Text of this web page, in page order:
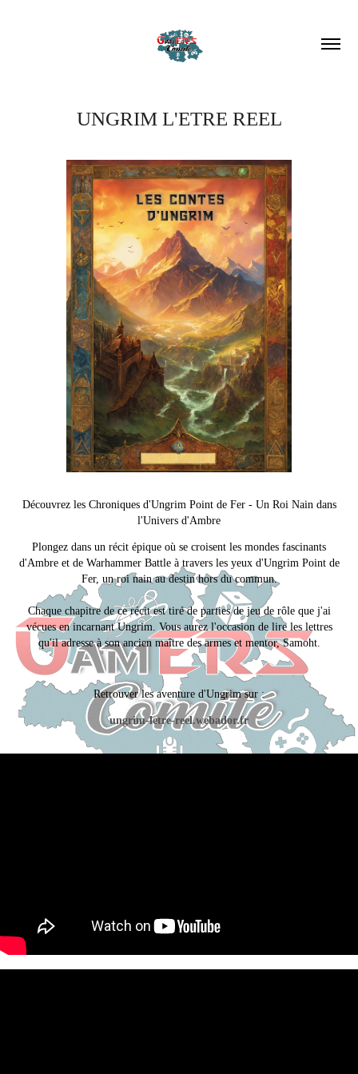
UNGRIM L'ETRE REEL
Découvrez les Chroniques d'Ungrim Point de Fer - Un Roi Nain dans
l'Univers d'Ambre
Plongez dans un récit épique où se croisent les mondes fascinants
d'Ambre et de Warhammer Battle à travers les yeux d'Ungrim Point de
Fer, un roi nain au destin hors du commun.
Chaque chapitre de ce récit est tiré de parties de jeu de rôle que j'ai
vécues en incarnant Ungrim. Vous aurez l'occasion de lire les lettres
qu'il adresse à son ancien maître des armes et mentor, Samoht.
Retrouver les aventure d'Ungrim sur :
ungrim-letre-reel.webador.fr